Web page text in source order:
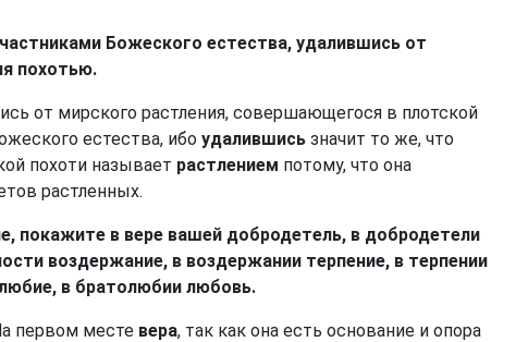
Божеского естества, удалившись от
похотью.
от мирского растления, совершающегося в плотской
естества, ибо удалившись значит то же, что
похоти называет растлением потому, что она
растленных.
покажите в вере вашей добродетель, в добродетели
воздержание, в воздержании терпение, в терпении
в братолюбии любовь.
первом месте вера, так как она есть основание и опора